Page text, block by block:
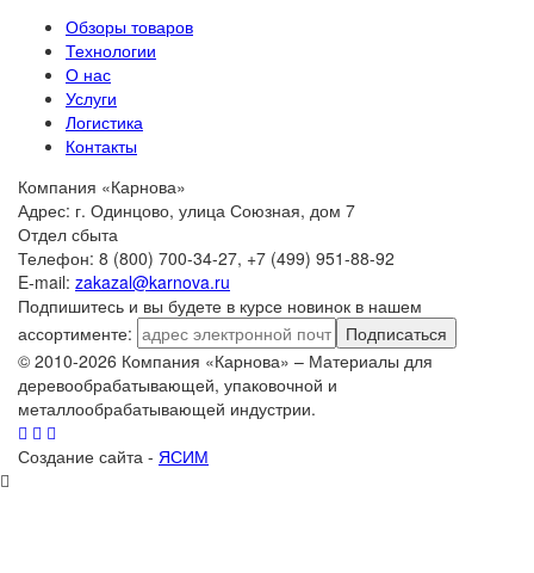
Обзоры товаров
Технологии
О нас
Услуги
Логистика
Контакты
Компания «Карнова»
Адрес: г. Одинцово, улица Союзная, дом 7
Отдел сбыта
Телефон: 8 (800) 700-34-27, +7 (499) 951-88-92
E-mail: zakazal@karnova.ru
Подпишитесь и вы будете в курсе новинок в нашем
ассортименте:
Подписаться
© 2010-2026 Компания «Карнова» – Материалы для
деревообрабатывающей, упаковочной и
металлообрабатывающей индустрии.
Создание сайта - ЯСИМ